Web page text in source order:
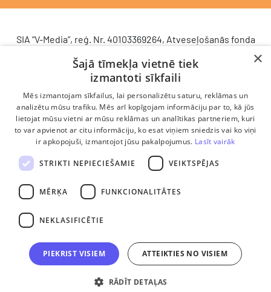
SIA “V-Media”, reģ. Nr. 40103369264, Atveseļošanās fonda
komercdarbības procesu uzlabošanā - ieviesta klientu
attiecību pārvaldības sistēma (CRM). 2024. gada 16.
decembrī tika noslēgts līgums Nr. 9.2-17-L-2024/928 ar
Latvijas Investīciju un attīstības aģentūru par atbalsta
saņemšanu saskaņā ar Atveseļošanas un noturības
mehānisma plāna 2. komponenti “Digitālā transformācija”
(atbalsta pieteikuma Nr. DIGI/2024/1253). Projekta ietvaros
ieviesta klientu un darba procesu pārvaldības sistēma
Scoro, uzlabojot pārdošanas procesu, centralizējot klientu
datubāzi un darījumu plūsmu, kā arī nodrošinot pārskatāmu,
efektīvu pārdošanas nodaļas darbu un precīzāku rezultātu
×
Šajā tīmekļa vietnē tiek
izmantoti sīkfaili
Mēs izmantojam sīkfailus, lai personalizētu saturu, reklāmas un
analizētu mūsu trafiku. Mēs arī kopīgojam informāciju par to, kā jūs
lietojat mūsu vietni ar mūsu reklāmas un analītikas partneriem, kuri
to var apvienot ar citu informāciju, ko esat viņiem sniedzis vai ko viņi
ir apkopojuši, izmantojot jūsu pakalpojumus. Lasīt vairāk
STRIKTI NEPIECIEŠAMIE VEIKTSPĒJAS
MĒRĶA FUNKCIONALITĀTES
NEKLASIFICĒTIE
PIEKRIST VISIEM ATTEIKTIES NO VISIEM
RĀDĪT DETAĻAS